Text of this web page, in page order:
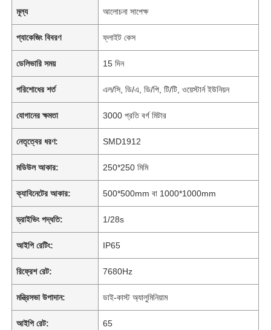
মূল্য আলোচনা সাপেক্ষ
প্যাকেজিং বিবরণ ফ্লাইট কেস
ডেলিভারি সময় 15 দিন
পরিশোধের শর্ত এল/সি, ডি/এ, ডি/পি, টি/টি, ওয়েস্টার্ন ইউনিয়ন
যোগানের ক্ষমতা 3000 প্রতি বর্গ মিটার
নেতৃত্বের ধরণ: SMD1912
মডিউল আকার: 250*250 মিমি
ক্যাবিনেটের আকার: 500*500mm বা 1000*1000mm
ড্রাইভিং পদ্ধতি: 1/28s
আইপি রেটিং: IP65
রিফ্রেশ রেট: 7680Hz
মন্ত্রিসভা উপাদান: ডাই-কাস্ট অ্যালুমিনিয়াম
আইপি রেট: 65